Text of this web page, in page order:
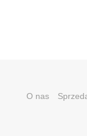
O nas